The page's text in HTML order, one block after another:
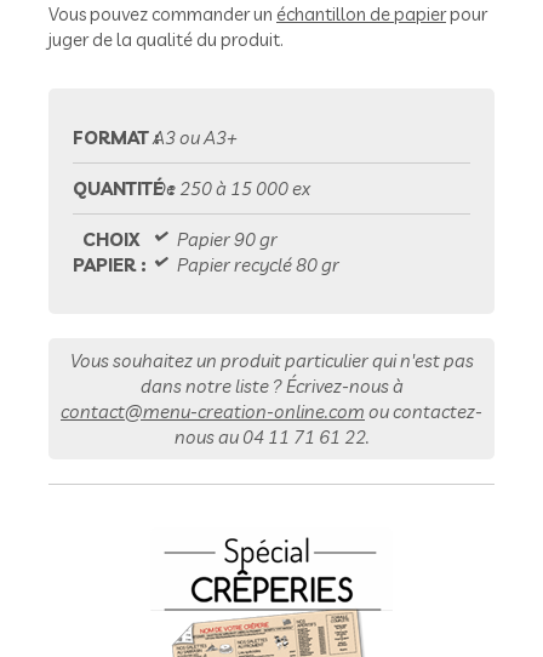
Vous pouvez commander un échantillon de papierpour
juger de la qualité du produit.
FORMAT :A3 ou A3+
QUANTITÉ :De 250 à 15 000 ex
CHOIX
PAPIER :
Papier 90 gr
Papier recyclé 80 gr
Vous souhaitez un produit particulier qui n'est pas
dans notre liste ? Écrivez-nous à
contact@menu-creation-online.com ou contactez-
nous au 04 11 71 61 22.